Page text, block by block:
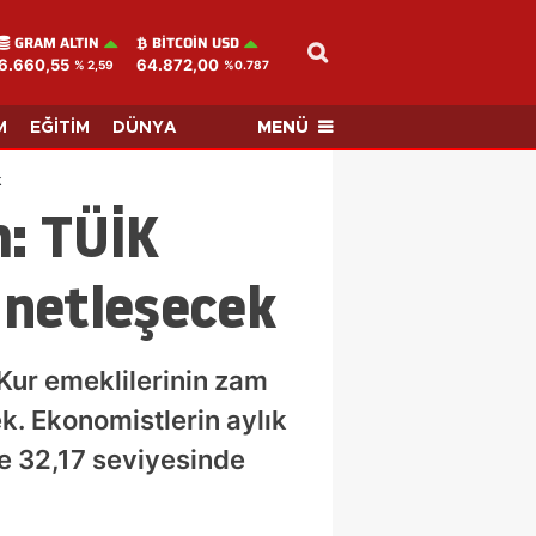
GRAM ALTIN
% 2,59
BITCOIN USD
64.872,00 %0.787
EĞİTİM DÜNYA MENÜ
TÜİK
emeklilerinin zam
Ekonomistlerin aylık
32,17 seviyesinde